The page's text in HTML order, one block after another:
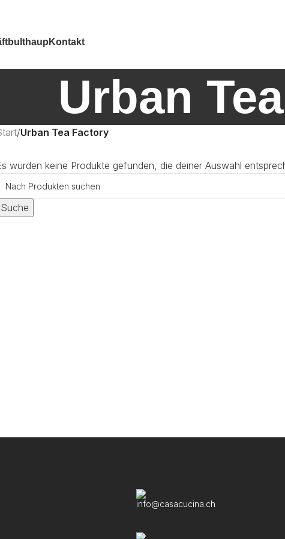
bulthaup Kontakt
Urban
/Urban Tea Factory
wurden keine Produkte gefunden, die deiner Auswahl
Suche
info@casacucina.ch